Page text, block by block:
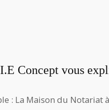
Concept vous
: La Maison du Notariat